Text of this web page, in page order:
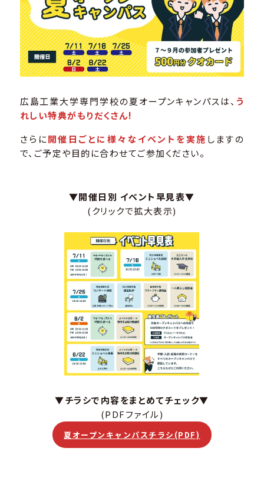
広島工業大学専門学校の夏オープンキャンパスは、 う
れしい特典がもりだくさん!
さらに開催日ごとに様々なイベントを実施 しますの
で、ご予定や目的に合わせてご参加ください。
▼開催日別 イベント早見表▼
(クリックで拡大表示)
▼チラシで内容をまとめてチェック▼
(PDFファイル)
夏オープンキャンパスチラシ(PDF)